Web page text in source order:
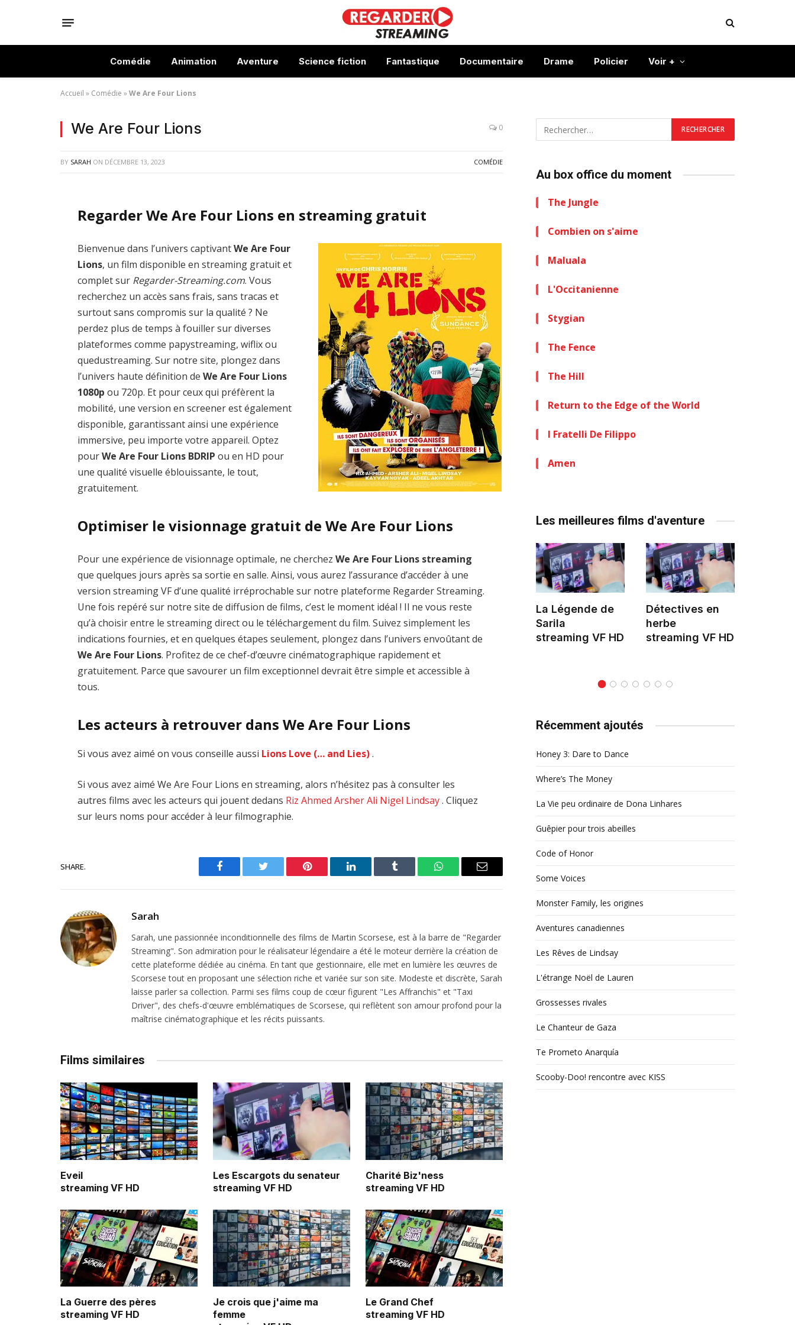
Comédie Animation Aventure Science fiction Fantastique Documentaire Drame Policier Voir +
Accueil » Comédie »We Are Four Lions
We Are Four Lions 0
BY SARAH ON DÉCEMBRE 13, 2023 COMÉDIE
Regarder We Are Four Lions en streaming gratuit
Bienvenue dans l’univers captivantWe Are Four
Lions, un film disponible en streaming gratuit et
complet sur Regarder-Streaming.com. Vous
recherchez un accès sans frais, sans tracas et
surtout sans compromis sur la qualité ? Ne
perdez plus de temps à fouiller sur diverses
plateformes comme papystreaming, wiflix ou
quedustreaming. Sur notre site, plongez dans
l’univers haute définition deWe Are Four Lions
1080p ou 720p. Et pour ceux qui préfèrent la
mobilité, une version en screener est également
disponible, garantissant ainsi une expérience
immersive, peu importe votre appareil. Optez
pourWe Are Four Lions BDRIP ou en HD pour
une qualité visuelle éblouissante, le tout,
gratuitement.
Optimiser le visionnage gratuit de We Are Four Lions
Pour une expérience de visionnage optimale, ne cherchezWe Are Four Lions streaming
que quelques jours après sa sortie en salle. Ainsi, vous aurez l’assurance d’accéder à une
version streaming VF d’une qualité irréprochable sur notre plateforme Regarder Streaming.
Une fois repéré sur notre site de diffusion de films, c’est le moment idéal ! Il ne vous reste
qu’à choisir entre le streaming direct ou le téléchargement du film. Suivez simplement les
indications fournies, et en quelques étapes seulement, plongez dans l’univers envoûtant de
We Are Four Lions. Profitez de ce chef-d’œuvre cinématographique rapidement et
gratuitement. Parce que savourer un film exceptionnel devrait être simple et accessible à
tous.
Les acteurs à retrouver dans We Are Four Lions
Si vous avez aimé on vous conseille aussi Lions Love (… and Lies).
Si vous avez aimé We Are Four Lions en streaming, alors n’hésitez pas à consulter les
autres films avec les acteurs qui jouent dedans Riz Ahmed Arsher Ali Nigel Lindsay. Cliquez
sur leurs noms pour accéder à leur filmographie.
SHARE.
Facebook Twitter Pinterest LinkedIn Tumblr WhatsAppEmail
Sarah
Sarah, une passionnée inconditionnelle des films de Martin Scorsese, est à la barre de "Regarder
Streaming". Son admiration pour le réalisateur légendaire a été le moteur derrière la création de
cette plateforme dédiée au cinéma. En tant que gestionnaire, elle met en lumière les œuvres de
Scorsese tout en proposant une sélection riche et variée sur son site. Modeste et discrète, Sarah
laisse parler sa collection. Parmi ses films coup de cœur figurent "Les Affranchis" et "Taxi
Driver", des chefs-d'œuvre emblématiques de Scorsese, qui reflètent son amour profond pour la
maîtrise cinématographique et les récits puissants.
Films similaires
Eveil
streaming VF HD
Les Escargots du senateur
streaming VF HD
Charité Biz'ness
streaming VF HD
La Guerre des pères
streaming VF HD
Je crois que j'aime ma
femme
Le Grand Chef
streaming VF HD
Au box office du moment
The Jungle
Combien on s'aime
Maluala
L'Occitanienne
Stygian
The Fence
The Hill
Return to the Edge of the World
I Fratelli De Filippo
Amen
Les meilleures films d'aventure
Zenon: Girl of
the 21st Century
streaming VF HD
La Légende des
1000 dragons
streaming VF HD
La Légende de
Sarila
streaming VF HD
Détectives en
herbe
streaming VF HD
Récemment ajoutés
Honey 3: Dare to Dance
Where’s The Money
La Vie peu ordinaire de Dona Linhares
Guêpier pour trois abeilles
Code of Honor
Some Voices
Monster Family, les origines
Aventures canadiennes
Les Rêves de Lindsay
L'étrange Noël de Lauren
Grossesses rivales
Le Chanteur de Gaza
Te Prometo Anarquía
Scooby-Doo! rencontre avec KISS